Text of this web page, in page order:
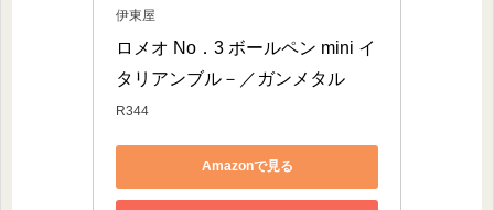
伊東屋
ロメオ No．3 ボールペン mini イ
タリアンブル－／ガンメタル
R344
Amazonで見る